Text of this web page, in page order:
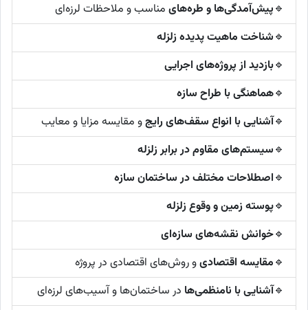
🔹پیش‌آمدگی‌ها و طره‌های مناسب و ملاحظات لرزه‌ای
🔹شناخت ماهیت پدیده زلزله
🔹بازدید از پروژه‌های اجرایی
🔹هماهنگی با طراح سازه
🔹آشنایی با انواع سقف‌های رایجو مقایسه مزایا و معایب
🔹سیستم‌های مقاوم در برابر زلزله
🔹اصطلاحات مختلف در ساختمان سازه
🔹پوسته زمین و وقوع زلزله
🔹خوانش نقشه‌های سازه‌ای
🔹مقایسه اقتصادیو روش‌های اقتصادی در پروژه
🔹آشنایی با نامنظمی‌ها در ساختمان‌ها و آسیب‌های لرزه‌ای